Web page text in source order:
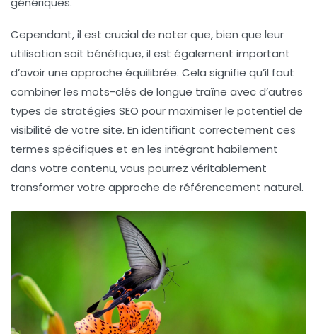
Cependant, il est crucial de noter que, bien que leur
utilisation soit bénéfique, il est également important
d’avoir une approche équilibrée. Cela signifie qu’il faut
combiner les mots-clés de longue traîne avec d’autres
types de stratégies SEO pour maximiser le potentiel de
visibilité de votre site. En identifiant correctement ces
termes spécifiques et en les intégrant habilement
dans votre contenu, vous pourrez véritablement
transformer votre approche de référencement naturel.